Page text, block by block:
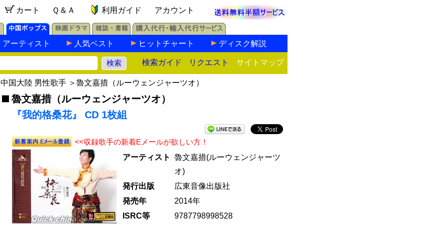
カート Ｑ＆Ａ 利用ガイド アカウント
アーティスト 人気ベスト ヒットチャート ディスク解説
検索ガイド リクエスト サイトマップ
中国大陸 男性歌手 ＞ 魯文嘉措（ルーウェンジャーツオ）
魯文嘉措（ルーウェンジャーツオ）
『我的格桑花』 CD 1枚組
<<収録歌手の新着Eメールが欲しい方！
アーティスト
魯文嘉措(ルーウェンジャーツ
オ)
発行出版
広東音像出版社
発売年
2014年
ISRC等
9787798998528